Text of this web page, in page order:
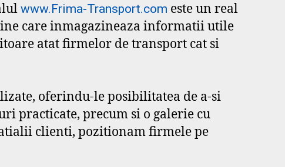
www.Frima-Transport.com este un real
care inmagazineaza informatii utile
atat firmelor de transport cat si
oferindu-le posibilitatea de a-si
practicate, precum si o galerie cu
clienti, pozitionam firmele pe